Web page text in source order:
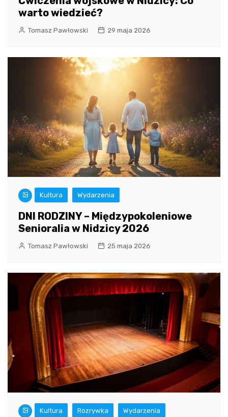
warto wiedzieć?
Tomasz Pawłowski 29 maja 2026
Kultura Wydarzenia
DNI RODZINY – Międzypokoleniowe
Senioralia w Nidzicy 2026
Tomasz Pawłowski 25 maja 2026
Kultura Rozrywka Wydarzenia